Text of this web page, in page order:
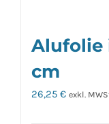
Alufolie
cm
26,25 € exkl.